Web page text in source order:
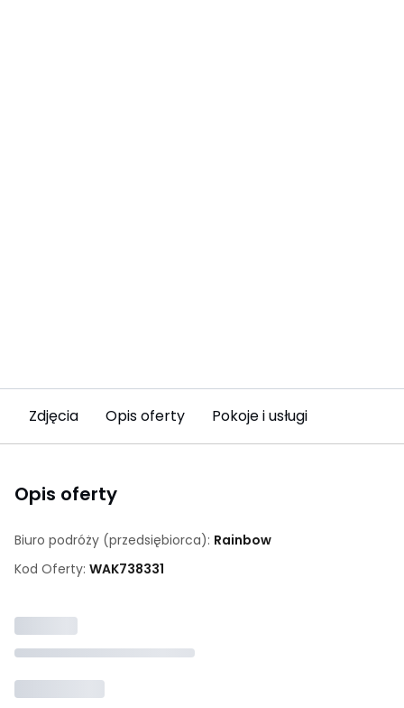
Zdjęcia Opis oferty Pokoje i usługi
Opis oferty
Biuro podróży (przedsiębiorca): Rainbow
Kod Oferty: WAK738331